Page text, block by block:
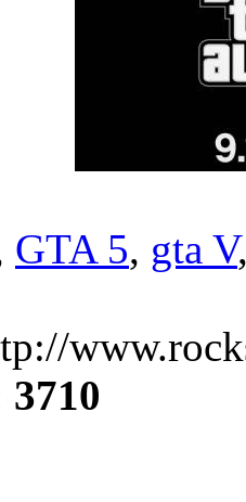
GTA 5, gta V
3710